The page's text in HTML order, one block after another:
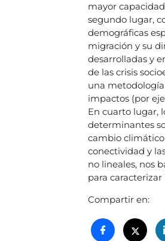
mayor
segundo lugar,
demográficas
migración y su
desarrolladas y
de las crisis
una
impactos (por
En cuarto lugar,
determinantes
cambio
conectividad y
no lineales, nos
para
Compartir en: